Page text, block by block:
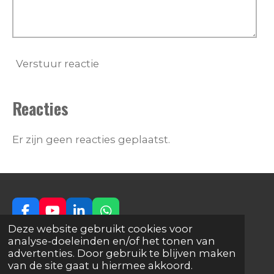
Deze website gebruikt cookies voor
analyse-doeleinden en/of het tonen van
advertenties. Door gebruik te blijven maken
van de site gaat u hiermee akkoord.
Verstuur reactie
Reacties
Er zijn geen reacties geplaatst.
F
a
c
e
b
Y
o
u
T
u
L
i
n
k
e
W
h
a
t
s
© 2024 Gouddenker, KvK 71426604